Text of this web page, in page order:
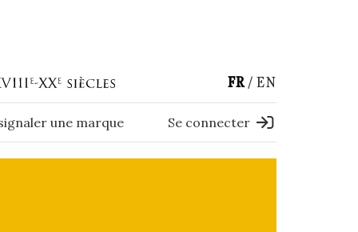
FR EN
une marque Se connecter